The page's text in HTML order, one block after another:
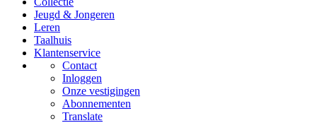
Jeugd & Jongeren
Leren
Taalhuis
Klantenservice
Contact
Inloggen
Onze vestigingen
Abonnementen
Translate